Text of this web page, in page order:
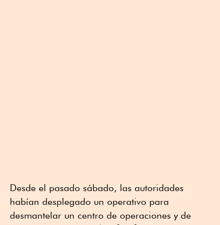
Desde el pasado sábado, las autoridades
habían desplegado un operativo para
desmantelar un centro de operaciones y de